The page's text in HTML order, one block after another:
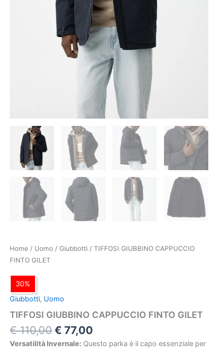
Home / Uomo / Giubbotti / TIFFOSI GIUBBINO CAPPUCCIO
FINTO GILET
30%
Giubbotti, Uomo
TIFFOSI GIUBBINO CAPPUCCIO FINTO GILET
€110,00€ 77,00
Versatilità Invernale: Questo parka è il capo essenziale per